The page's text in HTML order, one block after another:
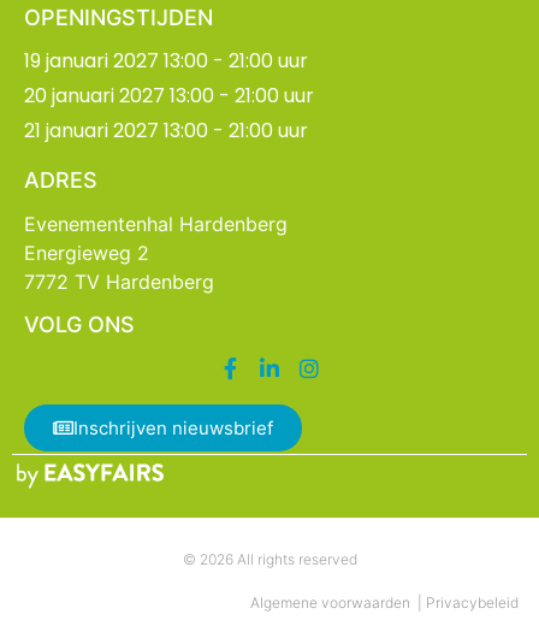
OPENINGSTIJDEN
19 januari 2027 13:00 - 21:00 uur
20 januari 2027 13:00 - 21:00 uur
21 januari 2027 13:00 - 21:00 uur
ADRES
Evenementenhal Hardenberg
Energieweg 2
7772 TV Hardenberg
VOLG ONS
Inschrijven nieuwsbrief
© 2026 All rights reserved
Algemene voorwaarden Privacybeleid